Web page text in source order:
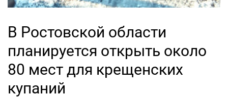
В Ростовской области
планируется открыть около
80 мест для крещенских
купаний